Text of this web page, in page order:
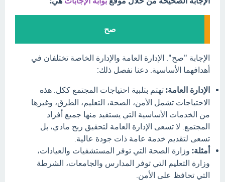
صح
الإجابة "صح". الإدارة العامة والإدارة الخاصة تختلفان في
أهدافهما الأساسية. دعنا نفصل ذلك:
الإدارة العامة: تهتم بتلبية احتياجات المجتمع ككل. هذه
الاحتياجات تشمل الأمن، الصحة، التعليم، الطرق، وغيرها
من الخدمات الأساسية التي يستفيد منها جميع أفراد
المجتمع. لا تسعى الإدارة العامة لتحقيق ربح مادي، بل
تسعى لتقديم خدمة عامة ذات جودة عالية.
أمثلة: وزارة الصحة التي توفر المستشفيات والعيادات،
وزارة التعليم التي توفر المدارس والجامعات، الشرطة
التي تحافظ على الأمن.